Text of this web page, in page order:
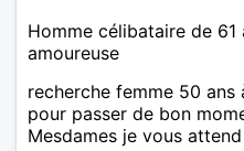
Homme célibataire de
amoureuse
recherche femme 50
pour passer de bon
Mesdames je vous